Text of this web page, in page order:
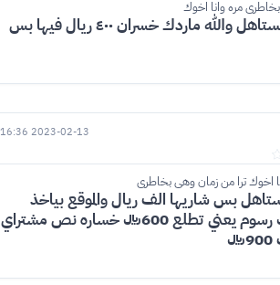
بعتك تستاهل والله ماردك خسران ٤٠٠ ريال فيها بس
2023-02-13 16:36
بس شاريها الف ريال والموقع بياخذ
150﷼ رسوم يعني تطلع 600﷼ خساره نص مشتراي